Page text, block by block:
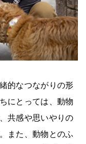
的なつながりの形
にとっては、動物
共感や思いやりの
また、動物とのふ